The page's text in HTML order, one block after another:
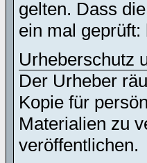
gelten. Dass
ein mal
Urheberschutz
Der Urheber
Kopie für
Materialien zu
veröffentlichen.